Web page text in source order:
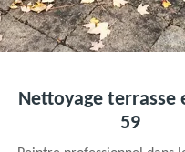
terrasse et